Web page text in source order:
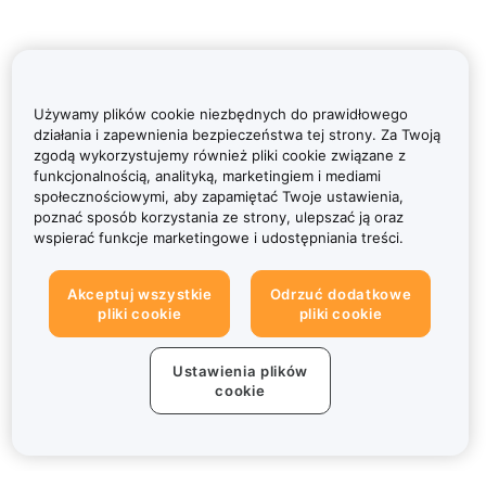
Używamy plików cookie niezbędnych do prawidłowego
działania i zapewnienia bezpieczeństwa tej strony. Za Twoją
zgodą wykorzystujemy również pliki cookie związane z
funkcjonalnością, analityką, marketingiem i mediami
społecznościowymi, aby zapamiętać Twoje ustawienia,
poznać sposób korzystania ze strony, ulepszać ją oraz
wspierać funkcje marketingowe i udostępniania treści.
Akceptuj wszystkie
pliki cookie
Odrzuć dodatkowe
pliki cookie
Ustawienia plików
cookie